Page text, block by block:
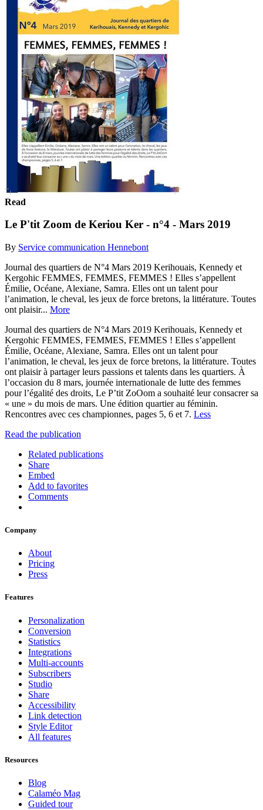
Read
Le P'tit Zoom de Keriou Ker - n°4 - Mars 2019
By Service communication Hennebont
Journal des quartiers de N°4 Mars 2019 Kerihouais, Kennedy et
Kergohic FEMMES, FEMMES, FEMMES ! Elles s’appellent
Émilie, Océane, Alexiane, Samra. Elles ont un talent pour
l’animation, le cheval, les jeux de force bretons, la littérature. Toutes
ont plaisir... More
Journal des quartiers de N°4 Mars 2019 Kerihouais, Kennedy et
Kergohic FEMMES, FEMMES, FEMMES ! Elles s’appellent
Émilie, Océane, Alexiane, Samra. Elles ont un talent pour
l’animation, le cheval, les jeux de force bretons, la littérature. Toutes
ont plaisir à partager leurs passions et talents dans les quartiers. À
l’occasion du 8 mars, journée internationale de lutte des femmes
pour l’égalité des droits, Le P’tit ZoOom a souhaité leur consacrer sa
« une » du mois de mars. Une édition quartier au féminin.
Rencontres avec ces championnes, pages 5, 6 et 7. Less
Read the publication
Related publications
Share
Embed
Add to favorites
Comments
Company
About
Pricing
Press
Features
Personalization
Conversion
Statistics
Integrations
Multi-accounts
Subscribers
Studio
Share
Accessibility
Link detection
Style Editor
All features
Resources
Blog
Calaméo Mag
Guided tour